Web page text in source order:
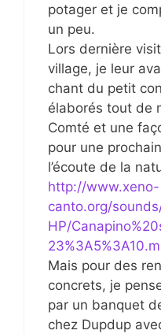
potager et je
un peu.
Lors dernière
village, je leur
chant du petit
élaborés tout de
Comté et une
pour une
l’écoute de la
http://www.xeno-
canto.org/
HP/
Mais pour des
concrets, je
par un banquet
chez Dupdup